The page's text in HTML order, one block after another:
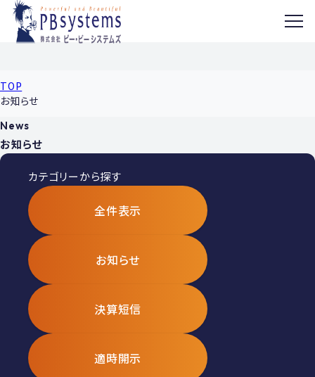
TOP
お知らせ
News
お知らせ
カテゴリーから探す
全件表示
お知らせ
決算短信
適時開示